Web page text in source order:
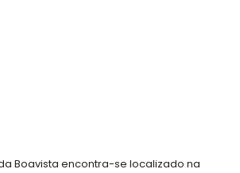
Boavista encontra-se localizado na